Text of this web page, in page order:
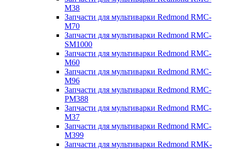
M38
Запчасти для мультиварки Redmond RMC-
M70
Запчасти для мультиварки Redmond RMC-
SM1000
Запчасти для мультиварки Redmond RMC-
M60
Запчасти для мультиварки Redmond RMC-
M96
Запчасти для мультиварки Redmond RMC-
PM388
Запчасти для мультиварки Redmond RMC-
M37
Запчасти для мультиварки Redmond RMC-
M399
Запчасти для мультиварки Redmond RMK-